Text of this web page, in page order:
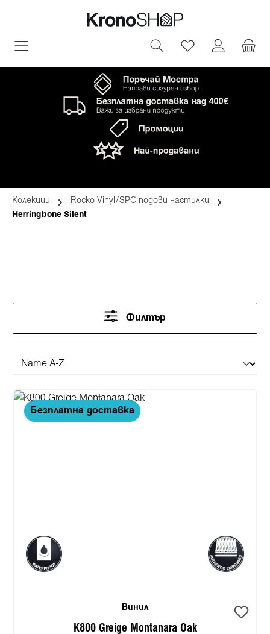
съдържание
Имате 0
Колекции
Rocko Vinyl/SPC подови настилки
Herringbone Silent
Филтър
Безплатна доставка
Винил
K800 Greige Montanara Oak